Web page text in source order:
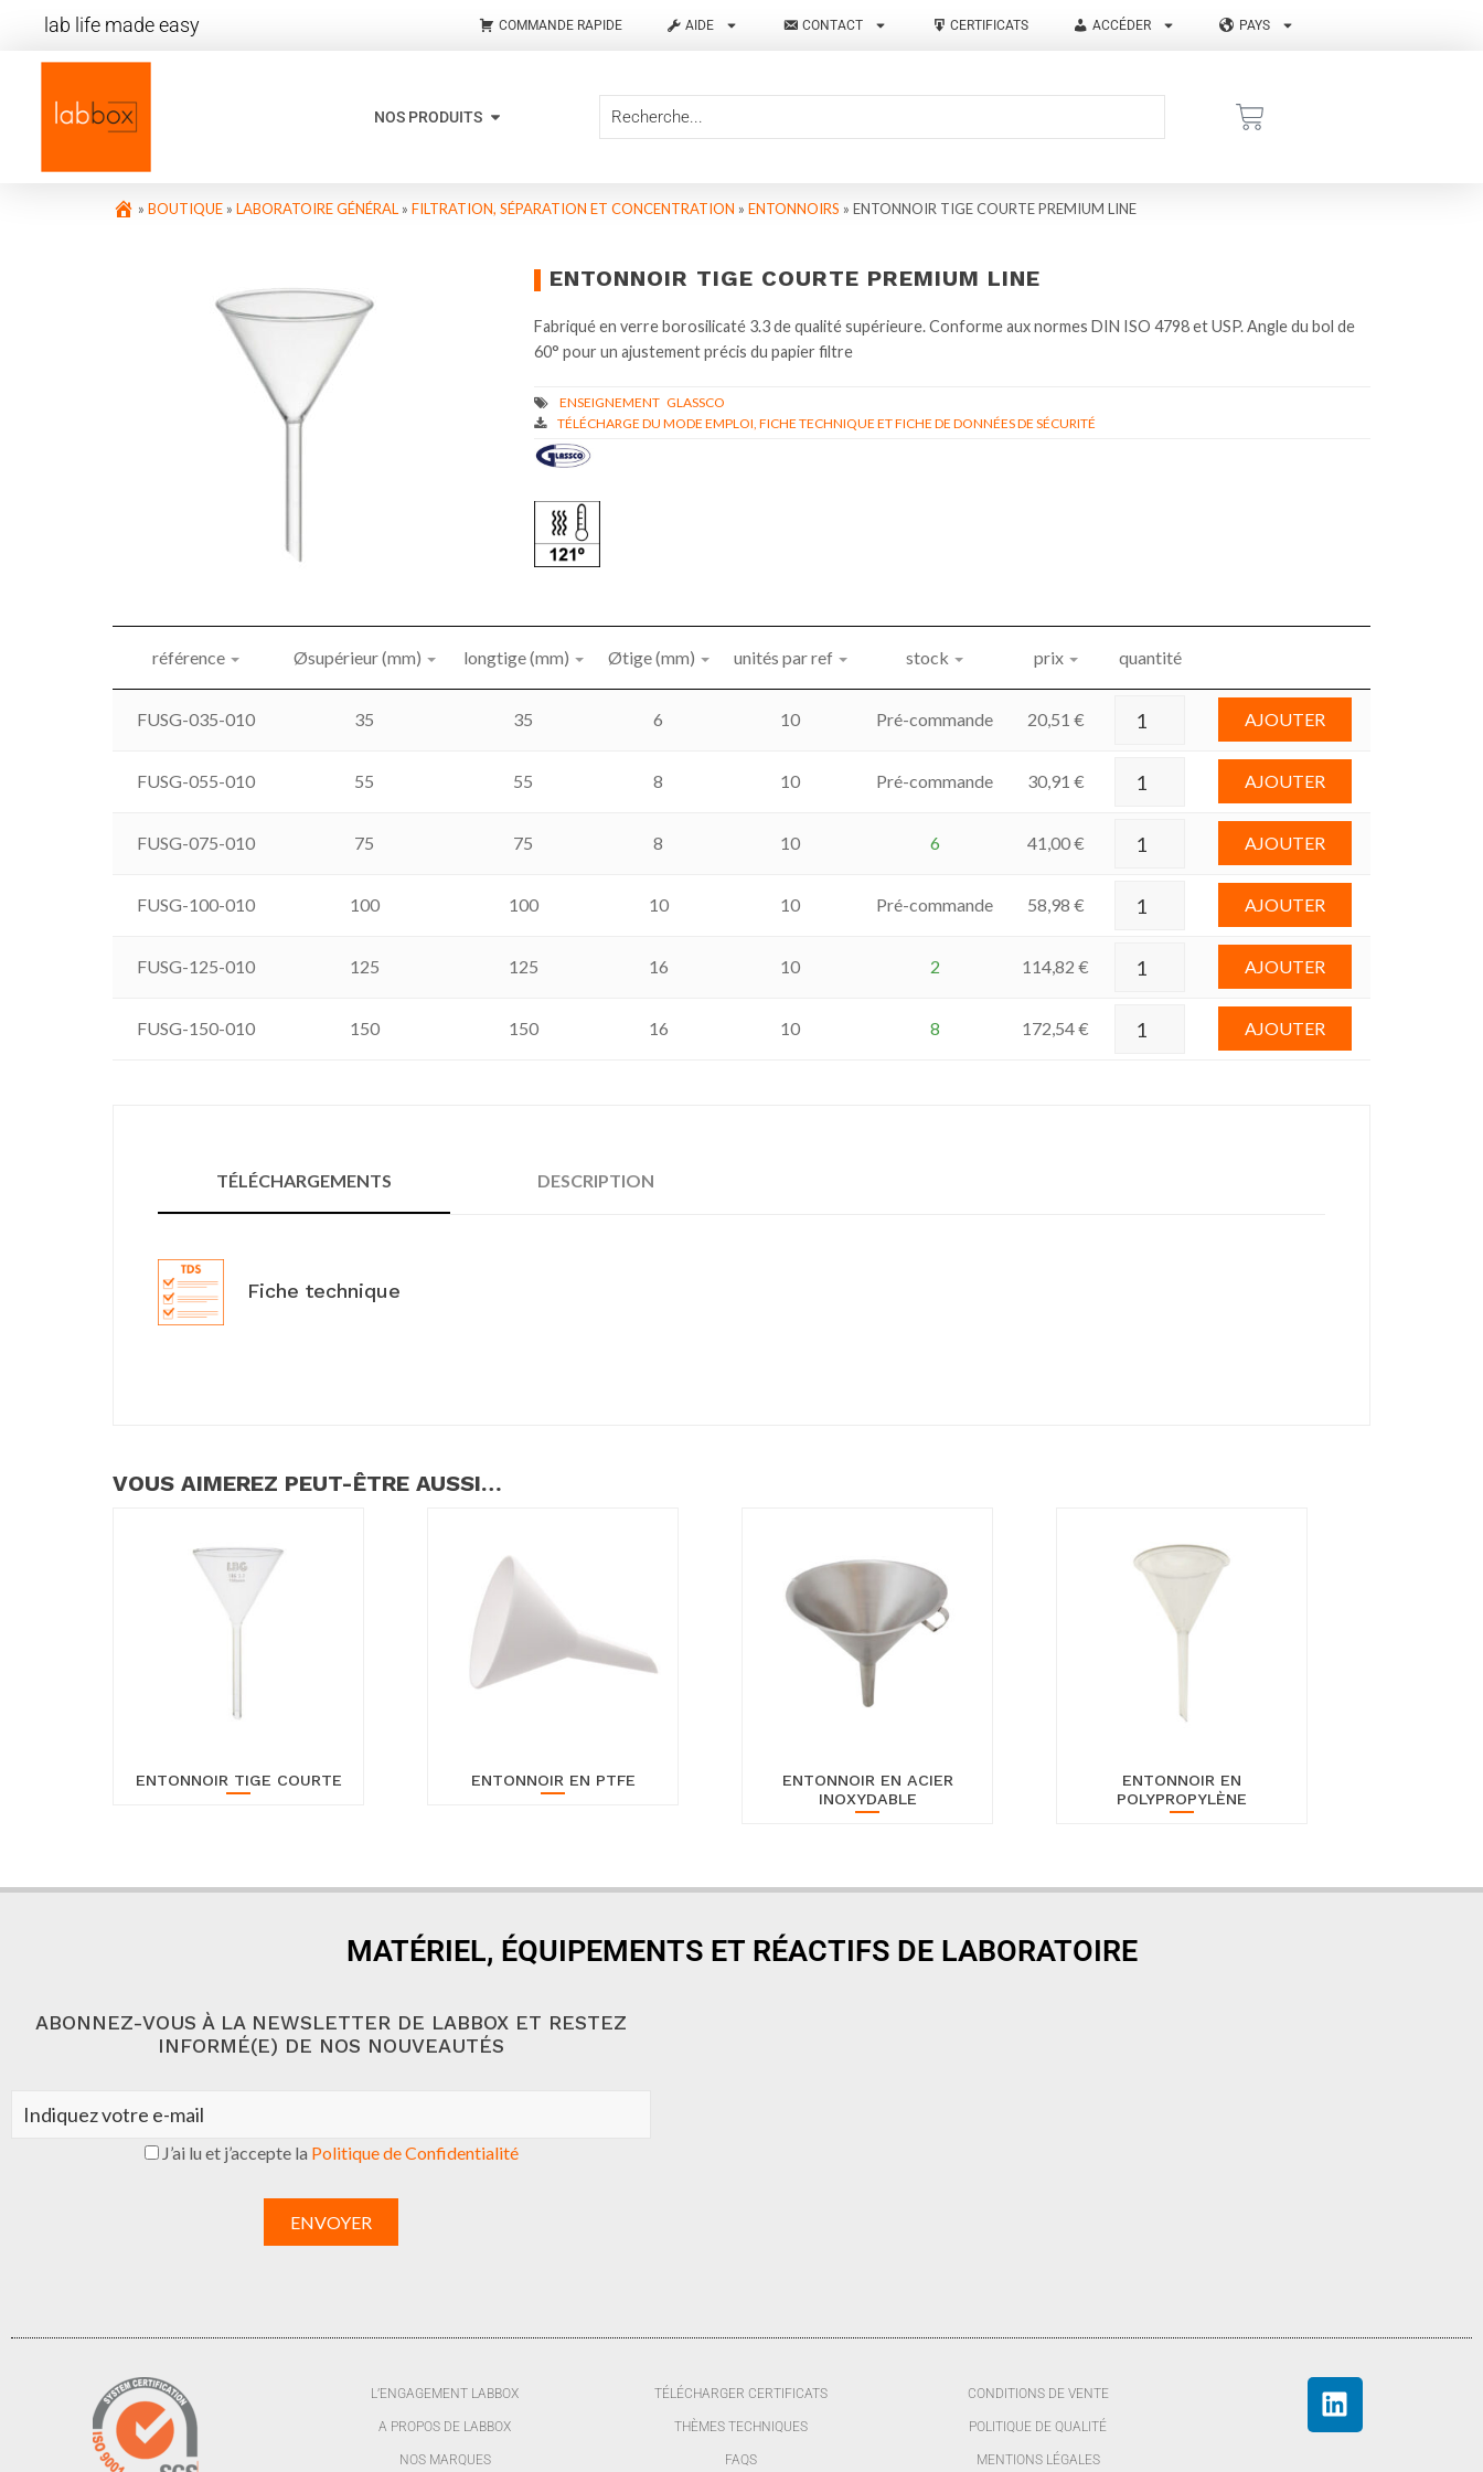
lab life made easy COMMANDE RAPIDE AIDE CONTACT CERTIFICATS ACCÉDER PAYS
NOS PRODUITS
» BOUTIQUE » LABORATOIRE GÉNÉRAL » FILTRATION, SÉPARATION ET CONCENTRATION » ENTONNOIRS » ENTONNOIR TIGE COURTE PREMIUM LINE
ENTONNOIR TIGE COURTE PREMIUM LINE
Fabriqué en verre borosilicaté 3.3 de qualité supérieure. Conforme aux normes DIN ISO 4798 et USP. Angle du bol de
60° pour un ajustement précis du papier filtre
TÉLÉCHARGE DU MODE EMPLOI, FICHE TECHNIQUE ET FICHE DE DONNÉES DE SÉCURITÉ
référence Øsupérieur (mm) longtige (mm) Øtige (mm) unités par ref stock prix quantité
FUSG-035-010 35 35 6 10 Pré-commande 20,51 € AJOUTER
FUSG-055-010 55 55 8 10 Pré-commande 30,91 € AJOUTER
FUSG-075-010 75 75 8 10 6 41,00€ AJOUTER
FUSG-100-010 100 100 10 10 Pré-commande 58,98 € AJOUTER
FUSG-125-010 125 125 16 10 2 114,82 € AJOUTER
FUSG-150-010 150 150 16 10 8 172,54€ AJOUTER
TÉLÉCHARGEMENTS DESCRIPTION
Fiche technique
VOUS AIMEREZ PEUT-ÊTRE AUSSI…
ENTONNOIR TIGE COURTE ENTONNOIR EN PTFE
ENTONNOIR EN ACIER
INOXYDABLE
ENTONNOIR EN
POLYPROPYLÈNE
MATÉRIEL, ÉQUIPEMENTS ET RÉACTIFS DE LABORATOIRE
ABONNEZ-VOUS À LA NEWSLETTER DE LABBOX ET RESTEZ
INFORMÉ(E) DE NOS NOUVEAUTÉS
J’ai lu et j’accepte la Politique de Confidentialité
L’ENGAGEMENT LABBOX
A PROPOS DE LABBOX
NOS MARQUES
TÉLÉCHARGER CERTIFICATS
THÈMES TECHNIQUES
FAQS
CONDITIONS DE VENTE
POLITIQUE DE QUALITÉ
MENTIONS LÉGALES